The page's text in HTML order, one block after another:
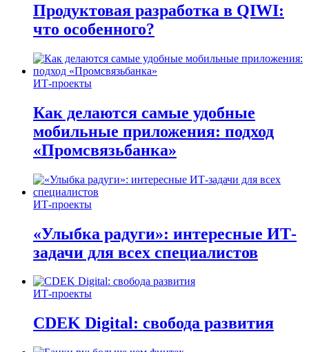
Продуктовая разработка в QIWI:
что особенного?
ИТ-проекты
Как делаются самые удобные
мобильные приложения: подход
«Промсвязьбанка»
ИТ-проекты
«Улыбка радуги»: интересные ИТ-
задачи для всех специалистов
ИТ-проекты
CDEK Digital: свобода развития